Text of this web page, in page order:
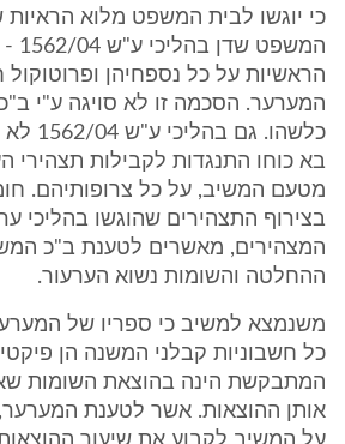
כי יוגשו לבית המשפט מלוא הראיות
הראשיות על כל נספחיהן
המערער. הסכמה זו לא סויגה ע"י
כלשהו.
בא כוחו התנגדות לקבילות תצהירי
מטעם המשיב, על כל צרופותיהם.
בצירוף התצהירים שהוגשו בהליכי
המצהירים, מאשרים לטענת ב"כ
ההחלטה והשומות נשוא הערעור.
משנמצא למשיב כי ספריו של
כל חשבוניות קבלני המשנה הן
המתבקשת הינה בהוצאת השומות
אותן ההוצאות. אשר לטענת